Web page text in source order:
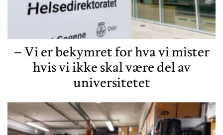
– Vi er bekymret for hva vi mister
hvis vi ikke skal være del av
universitetet